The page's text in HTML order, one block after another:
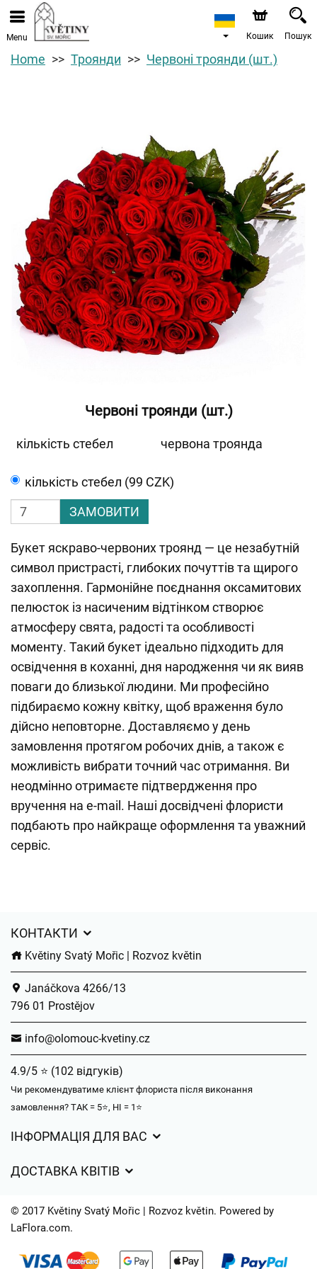
Menu Кошик Пошук
Home Троянди Червоні троянди (шт.)
Червоні троянди (шт.)
кількість стебел червона троянда
кількість стебел (99 CZK)
ЗАМОВИТИ
Букет яскраво-червоних троянд — це незабутній
символ пристрасті, глибоких почуттів та щирого
захоплення. Гармонійне поєднання оксамитових
пелюсток із насиченим відтінком створює
атмосферу свята, радості та особливості
моменту. Такий букет ідеально підходить для
освідчення в коханні, дня народження чи як вияв
поваги до близької людини. Ми професійно
підбираємо кожну квітку, щоб враження було
дійсно неповторне. Доставляємо у день
замовлення протягом робочих днів, а також є
можливість вибрати точний час отримання. Ви
неодмінно отримаєте підтвердження про
вручення на e-mail. Наші досвідчені флористи
подбають про найкраще оформлення та уважний
сервіс.
КОНТАКТИ
Květiny Svatý Mořic | Rozvoz květin
Janáčkova 4266/13
796 01 Prostějov
info@olomouc-kvetiny.cz
4.9/5 ⭐ (102 відгуків)
Чи рекомендуватиме клієнт флориста після виконання
замовлення? ТАК = 5⭐, НІ = 1⭐
ІНФОРМАЦІЯ ДЛЯ ВАС
Захист персональних даних
Час доставки квітів – огляд можливостей
ДОСТАВКА КВІТІВ
Куди ми доставляємо квіти
Контакти
© 2017 Květiny Svatý Mořic | Rozvoz květin. Powered by
LaFlora.com.